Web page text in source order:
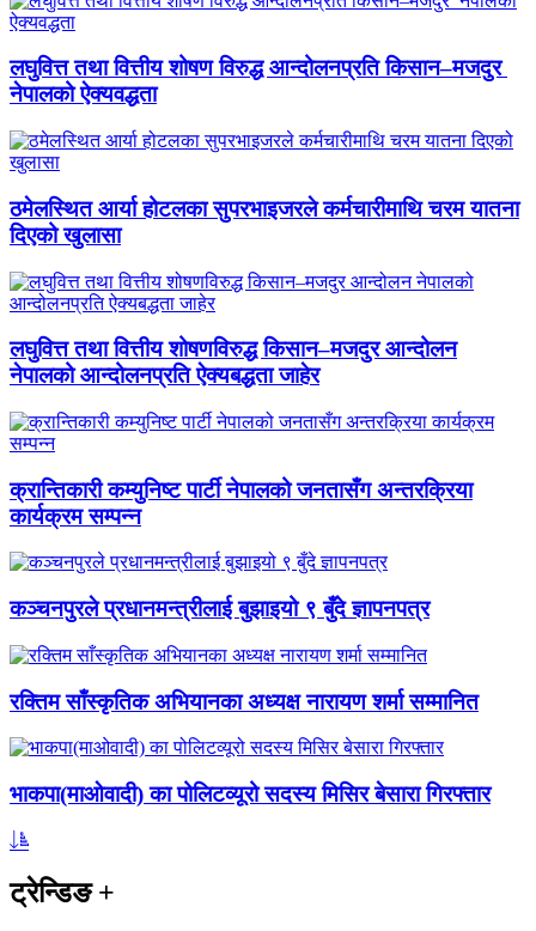
लघुवित्त तथा वित्तीय शोषण विरुद्ध आन्दोलनप्रति किसान–मजदुर
नेपालको ऐक्यवद्धता
ठमेलस्थित आर्या होटलका सुपरभाइजरले कर्मचारीमाथि चरम यातना
दिएको खुलासा
लघुवित्त तथा वित्तीय शोषणविरुद्ध किसान–मजदुर आन्दोलन
नेपालको आन्दोलनप्रति ऐक्यबद्धता जाहेर
क्रान्तिकारी कम्युनिष्ट पार्टी नेपालको जनतासँग अन्तरक्रिया
कार्यक्रम सम्पन्न
कञ्चनपुरले प्रधानमन्त्रीलाई बुझाइयो ९ बुँदे ज्ञापनपत्र
रक्तिम साँस्कृतिक अभियानका अध्यक्ष नारायण शर्मा सम्मानित
भाकपा(माओवादी) का पोलिटव्यूरो सदस्य मिसिर बेसारा गिरफ्तार
ट्रेन्डिङ+